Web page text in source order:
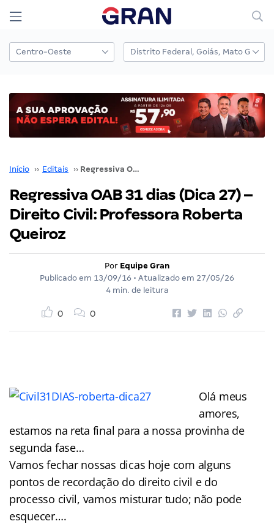
Início ›› Editais ›› Regressiva OAB 31 dias (Dica 27) – Direito Civil: Professora Roberta Queiroz
Regressiva OAB 31 dias (Dica 27) –
Direito Civil: Professora Roberta
Queiroz
Por Equipe Gran
Publicado em 13/09/16 • Atualizado em 27/05/26
4 min. de leitura
0 0
Olá meus
amores,
estamos na reta final para a nossa provinha de
segunda fase…
Vamos fechar nossas dicas hoje com alguns
pontos de recordação do direito civil e do
processo civil, vamos misturar tudo; não pode
esquecer….